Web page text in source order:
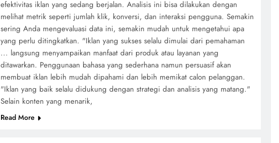
efektivitas iklan yang sedang berjalan. Analisis ini bisa dilakukan dengan
melihat metrik seperti jumlah klik, konversi, dan interaksi pengguna. Semakin
sering Anda mengevaluasi data ini, semakin mudah untuk mengetahui apa
yang perlu ditingkatkan. "Iklan yang sukses selalu dimulai dari pemahaman
... langsung menyampaikan manfaat dari produk atau layanan yang
ditawarkan. Penggunaan bahasa yang sederhana namun persuasif akan
membuat iklan lebih mudah dipahami dan lebih memikat calon pelanggan.
"Iklan yang baik selalu didukung dengan strategi dan analisis yang matang."
Selain konten yang menarik,
Read More